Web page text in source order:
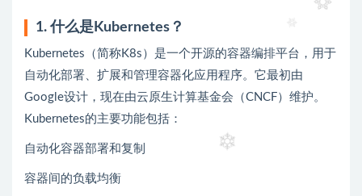
1. 什么是Kubernetes？
Kubernetes（简称K8s）是一个开源的容器编排平台，用于
自动化部署、扩展和管理容器化应用程序。它最初由
Google设计，现在由云原生计算基金会（CNCF）维护。
Kubernetes的主要功能包括：
自动化容器部署和复制
容器间的负载均衡